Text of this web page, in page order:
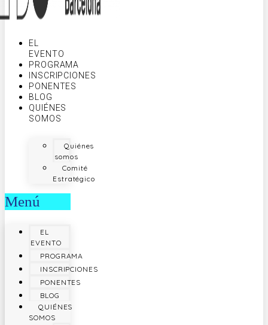
EL
EVENTO
PROGRAMA
INSCRIPCIONES
PONENTES
BLOG
QUIÉNES
SOMOS
Quiénes
somos
Comité
Estratégico
Menú
EL
EVENTO
PROGRAMA
INSCRIPCIONES
PONENTES
BLOG
QUIÉNES
SOMOS